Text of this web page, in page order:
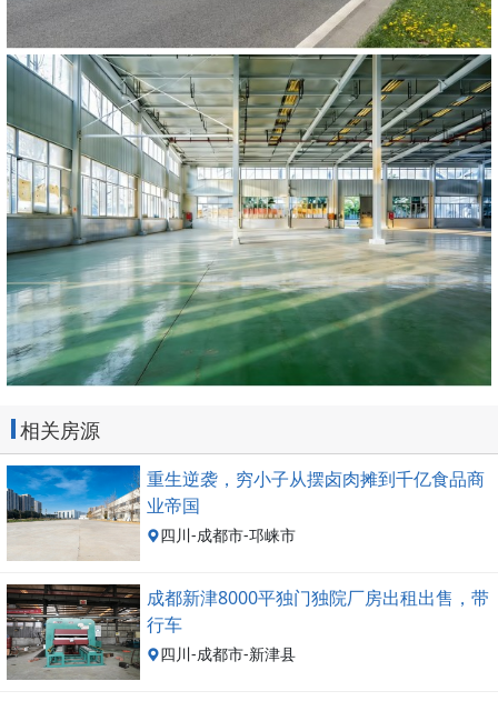
相关房源
重生逆袭，穷小子从摆卤肉摊到千亿食品商
业帝国
四川-成都市-邛崃市
成都新津8000平独门独院厂房出租出售，带
行车
四川-成都市-新津县